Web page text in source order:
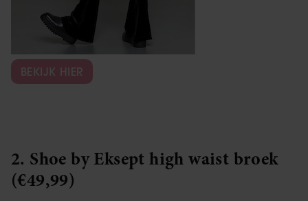
BEKIJK HIER
2. Shoe by Eksept high waist broek
(€49,99)